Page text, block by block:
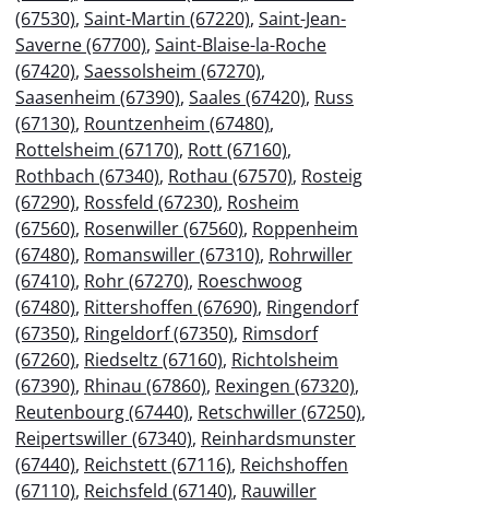
(67530), Saint-Martin (67220), Saint-Jean-
Saverne (67700), Saint-Blaise-la-Roche
(67420), Saessolsheim (67270),
Saasenheim (67390), Saales (67420), Russ
(67130), Rountzenheim (67480),
Rottelsheim (67170), Rott (67160),
Rothbach (67340), Rothau (67570), Rosteig
(67290), Rossfeld (67230), Rosheim
(67560), Rosenwiller (67560), Roppenheim
(67480), Romanswiller (67310), Rohrwiller
(67410), Rohr (67270), Roeschwoog
(67480), Rittershoffen (67690), Ringendorf
(67350), Ringeldorf (67350), Rimsdorf
(67260), Riedseltz (67160), Richtolsheim
(67390), Rhinau (67860), Rexingen (67320),
Reutenbourg (67440), Retschwiller (67250),
Reipertswiller (67340), Reinhardsmunster
(67440), Reichstett (67116), Reichshoffen
(67110), Reichsfeld (67140), Rauwiller